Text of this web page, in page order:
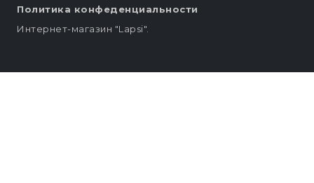
Политика конфеденциальности
Интернет-магазин "Lapsi".